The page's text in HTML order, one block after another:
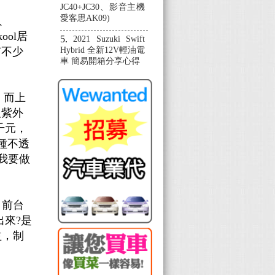
居
少
而上
外
，
不透
要做
台
來?是
制
JC40+JC30、影音主機
愛客思AK09)
2021 Suzuki Swift
Hybrid 全新12V輕油電
車 簡易開箱分享心得